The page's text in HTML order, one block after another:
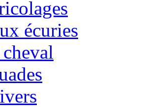
écuries